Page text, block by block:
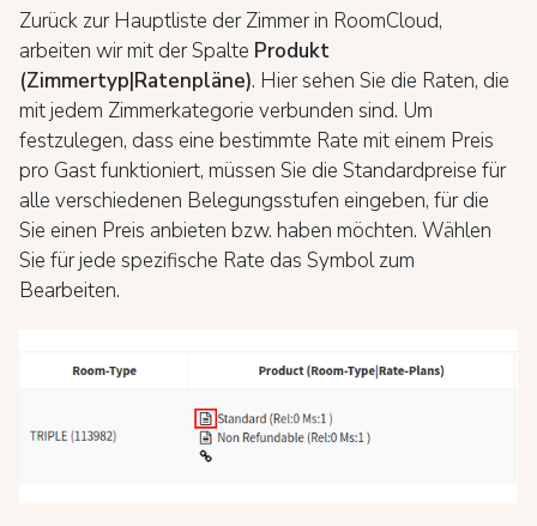
Zurück zur Hauptliste der Zimmer in RoomCloud,
arbeiten wir mit der Spalte Produkt
(Zimmertyp|Ratenpläne). Hier sehen Sie die Raten, die
mit jedem Zimmerkategorie verbunden sind. Um
festzulegen, dass eine bestimmte Rate mit einem Preis
pro Gast funktioniert, müssen Sie die Standardpreise für
alle verschiedenen Belegungsstufen eingeben, für die
Sie einen Preis anbieten bzw. haben möchten. Wählen
Sie für jede spezifische Rate das Symbol zum
Bearbeiten.